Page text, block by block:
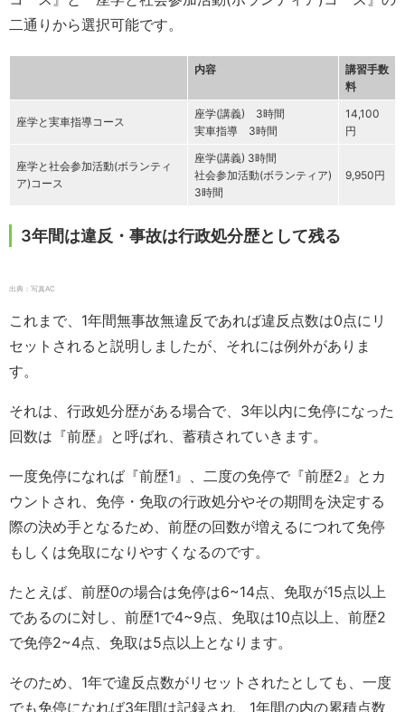
二通りから選択可能です。
内容
講習手数
料
座学と実車指導コース
座学(講義) 3時間
実車指導 3時間
14,100
円
座学と社会参加活動(ボランティ
ア)コース
座学(講義) 3時間
社会参加活動(ボランティア)
3時間
9,950円
3年間は違反・事故は行政処分歴として残る
出典：写真AC
これまで、1年間無事故無違反であれば違反点数は0点にリ
セットされると説明しましたが、それには例外がありま
す。
それは、行政処分歴がある場合で、3年以内に免停になった
回数は『前歴』と呼ばれ、蓄積されていきます。
一度免停になれば『前歴1』、二度の免停で『前歴2』とカ
ウントされ、免停・免取の行政処分やその期間を決定する
際の決め手となるため、前歴の回数が増えるにつれて免停
もしくは免取になりやすくなるのです。
たとえば、前歴0の場合は免停は6~14点、免取が15点以上
であるのに対し、前歴1で4~9点、免取は10点以上、前歴2
で免停2~4点、免取は5点以上となります。
そのため、1年で違反点数がリセットされたとしても、一度
でも免停になれば3年間は記録され、1年間の内の累積点数